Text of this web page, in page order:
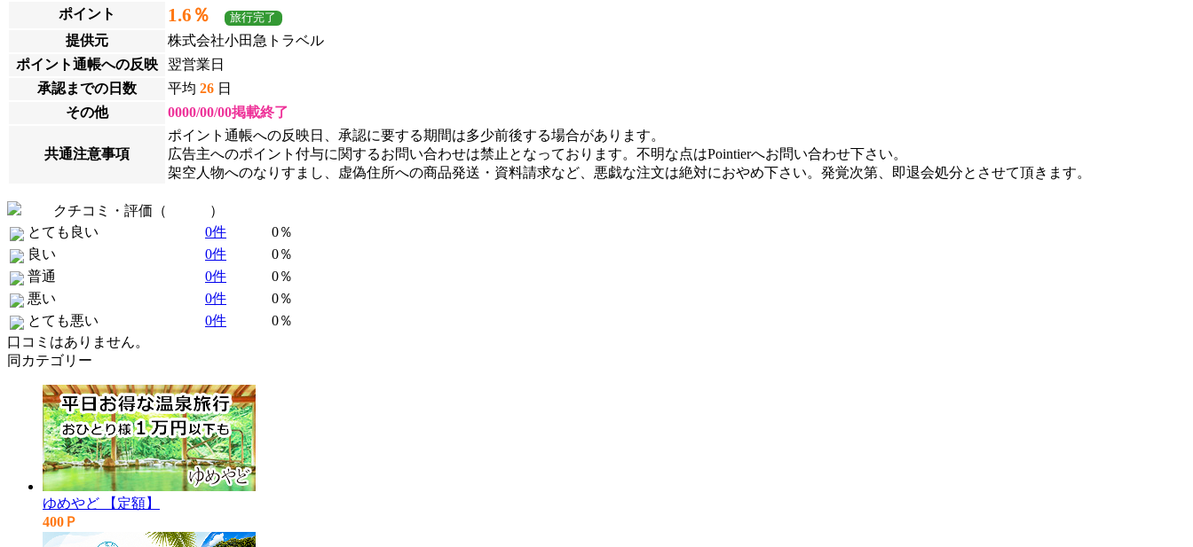
ポイント 1.6％ 旅行完了
提供元
株式会社小田急トラベル
ポイント通帳への反映
翌営業日
承認までの日数
平均 26 日
その他
0000/00/00掲載終了
共通注意事項
ポイント通帳への反映日、承認に要する期間は多少前後する場合があります。
広告主へのポイント付与に関するお問い合わせは禁止となっております。不明な点はPointierへお問い合わせ下さい。
架空人物へのなりすまし、虚偽住所への商品発送・資料請求など、悪戯な注文は絶対におやめ下さい。発覚次第、即退会処分とさせて頂きます。
クチコミ・評価（
）
とても良い
0件
0％
良い
0件
0％
普通
0件
0％
悪い
0件
0％
とても悪い
0件
0％
口コミはありません。
同カテゴリー
ゆめやど 【定額】
400Ｐ